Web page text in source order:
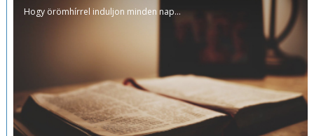
Hogy örömhírrel induljon minden nap...